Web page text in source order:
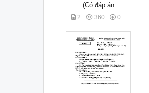
(Có đáp án
2 360 0